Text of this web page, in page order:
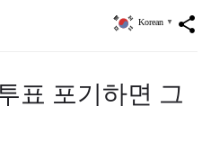
share
Korean ▼
표 포기하면 그